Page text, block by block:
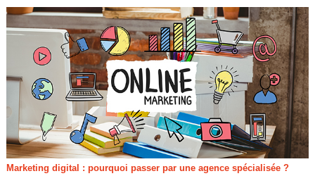
Marketing digital : pourquoi passer par une agence spécialisée ?